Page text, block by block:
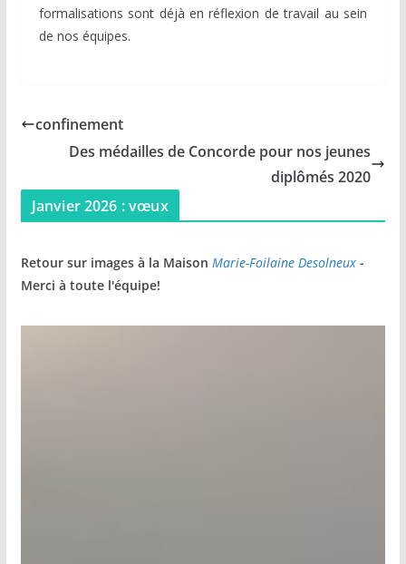
formalisations sont déjà en réflexion de travail au sein
de nos équipes.
confinement
Des médailles de Concorde pour nos jeunes
diplômés 2020
Janvier 2026 : vœux
Retour sur images à la Maison Marie-Foilaine Desolneux-
Merci à toute l'équipe!